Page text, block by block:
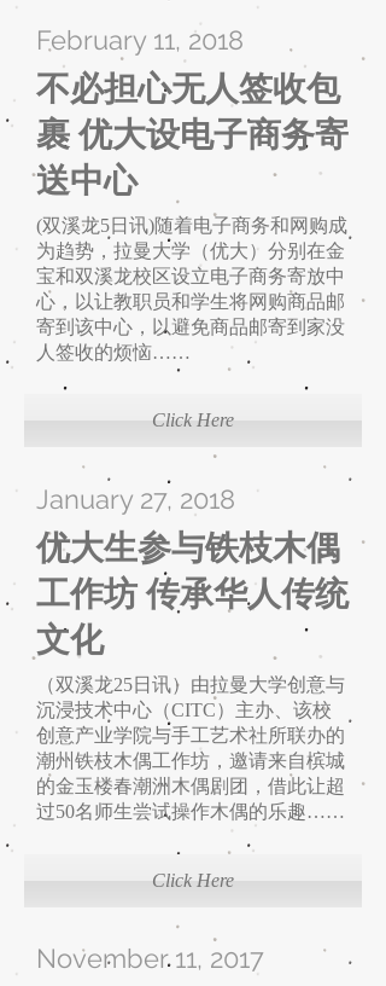
February 11, 2018
不必担心无人签收包
裹 ​优大设电子商务寄
送中心
(双溪龙5日讯)随着电子商务和网购成
为趋势，拉曼大学（优大）分别在金
宝和双溪龙校区设立电子商务寄放中
心，以让教职员和学生将网购商品邮
寄到该中心，以避免商品邮寄到家没
人签收的烦恼……
Click Here
January 27, 2018
优大生参与铁枝木偶
工作坊 传承华人传统
文化
（双溪龙25日讯）由拉曼大学创意与
沉浸技术中心（CITC）主办、该校
创意产业学院与手工艺术社所联办的
潮州铁枝木偶工作坊，邀请来自槟城
的金玉楼春潮洲木偶剧团，借此让超
过50名师生尝试操作木偶的乐趣……
Click Here
November 11, 2017